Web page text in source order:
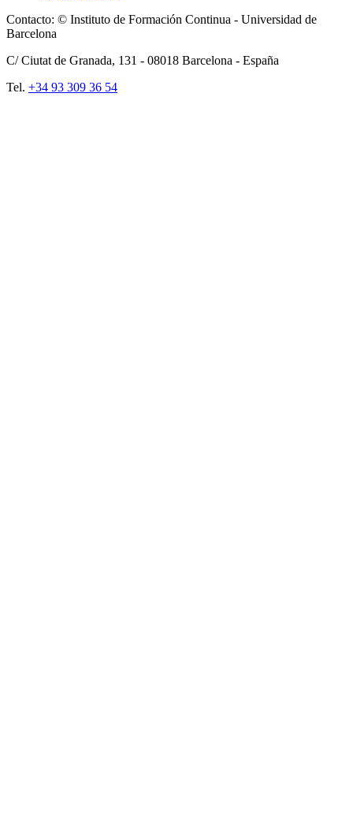
Contacto: © Instituto de Formación Continua - Universidad de
Barcelona
C/ Ciutat de Granada, 131 - 08018 Barcelona - España
Tel. +34 93 309 36 54